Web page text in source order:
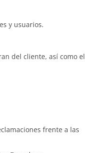
y usuarios.
del cliente, así como el
frente a las